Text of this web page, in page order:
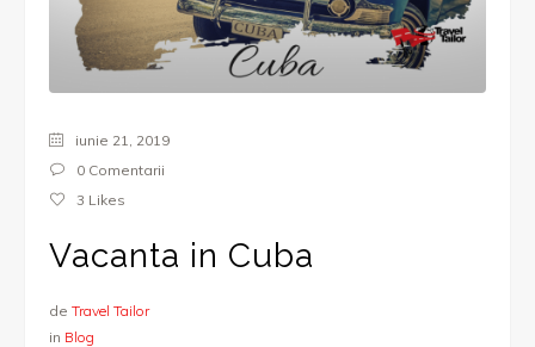
iunie 21, 2019
0 Comentarii
3 Likes
Vacanta in Cuba
de Travel Tailor
in Blog